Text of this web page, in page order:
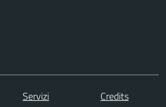
Servizi
Credits